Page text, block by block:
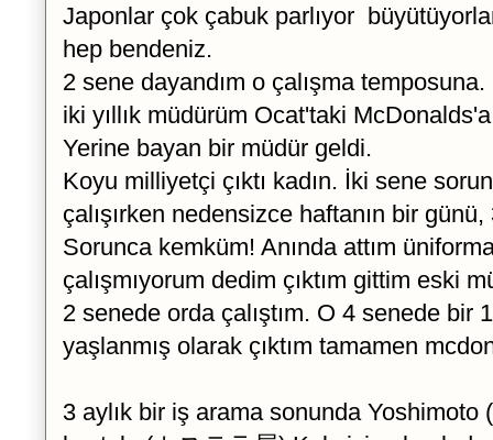
Japonlar çok çabuk parlıyor
hep bendeniz.
2 sene dayandım o çalışma temposuna.
iki yıllık müdürüm Ocat'taki
Yerine bayan bir müdür geldi.
Koyu milliyetçi çıktı kadın. İki sene
çalışırken nedensizce haftanın bir
Sorunca kemküm! Anında attım
çalışmıyorum dedim çıktım gittim eski
2 senede orda çalıştım. O 4 senede bir
yaşlanmış olarak çıktım tamamen
3 aylık bir iş arama sonunda Yoshimoto